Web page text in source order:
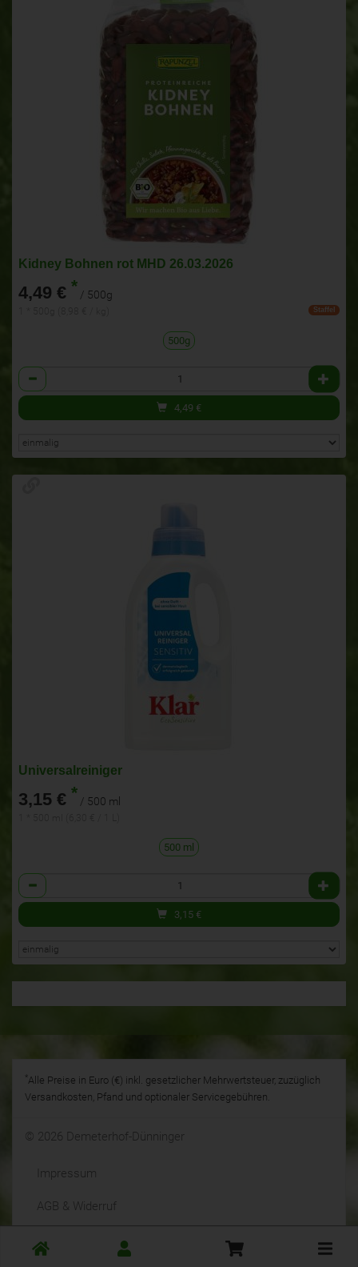
Kidney Bohnen rot MHD 26.03.2026
4,49 € * / 500g
Staffel
500g
Anzahl
4,49 €
Universalreiniger
3,15 € * / 500 ml
500 ml
Anzahl
3,15 €
*Alle Preise in Euro (€) inkl. gesetzlicher Mehrwertsteuer, zuzüglich
Versandkosten, Pfand und optionaler Servicegebühren.
© 2026 Demeterhof-Dünninger
Impressum
AGB & Widerruf
Datenschutz
Toggle